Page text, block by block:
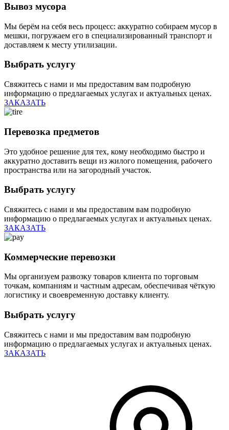
Вывоз мусора
Мы берём на себя весь процесс: аккуратно собираем мусор в
мешки, погружаем его в специализированный транспорт и
доставляем к месту утилизации.
Выбрать услугу
Свяжитесь с нами и мы предоставим вам подробную
информацию о предлагаемых услугах и актуальных ценах.
ЗАКАЗАТЬ
Перевозка предметов
Это удобное решение для тех, кому необходимо быстро и
аккуратно доставить вещи из жилого помещения, рабочего
пространства или на загородный участок.
Выбрать услугу
Свяжитесь с нами и мы предоставим вам подробную
информацию о предлагаемых услугах и актуальных ценах.
ЗАКАЗАТЬ
Коммерческие перевозки
Мы организуем развозку товаров клиента по торговым
точкам, компаниям и частным адресам, обеспечивая чёткую
логистику и своевременную доставку клиенту.
Выбрать услугу
Свяжитесь с нами и мы предоставим вам подробную
информацию о предлагаемых услугах и актуальных ценах.
ЗАКАЗАТЬ